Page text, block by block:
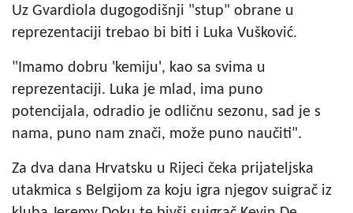
Uz Gvardiola dugogodišnji "stup" obrane u
reprezentaciji trebao bi biti i Luka Vušković.
"Imamo dobru 'kemiju', kao sa svima u
reprezentaciji. Luka je mlad, ima puno
potencijala, odradio je odličnu sezonu, sad je s
nama, puno nam znači, može puno naučiti".
Za dva dana Hrvatsku u Rijeci čeka prijateljska
utakmica s Belgijom za koju igra njegov suigrač iz